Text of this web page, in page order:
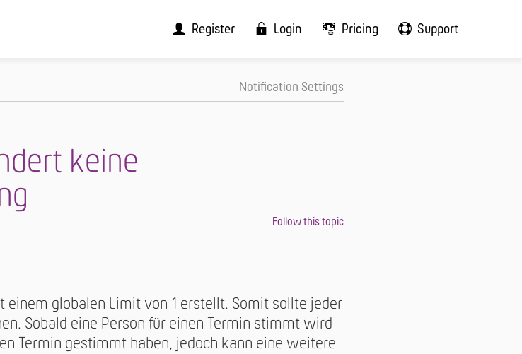
Register Login Pricing Support
Notification Settings
keine
einem globalen Limit von 1 erstellt. Somit sollte jeder
Sobald eine Person für einen Termin stimmt wird
Termin gestimmt haben, jedoch kann eine weitere